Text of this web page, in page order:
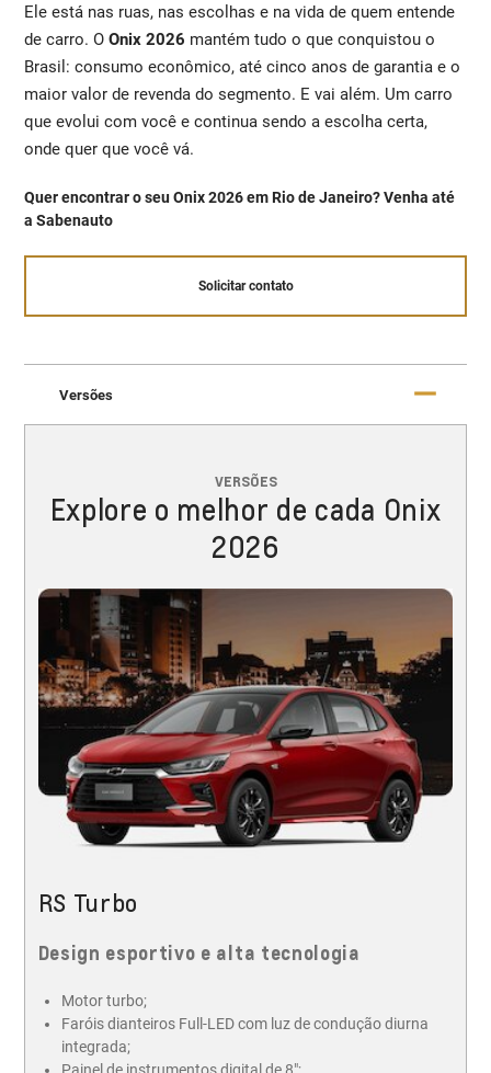
Ele está nas ruas, nas escolhas e na vida de quem entende
de carro. OOnix 2026 mantém tudo o que conquistou o
Brasil: consumo econômico, até cinco anos de garantia e o
maior valor de revenda do segmento. E vai além. Um carro
que evolui com você e continua sendo a escolha certa,
onde quer que você vá.
Quer encontrar o seu Onix 2026 em Rio de Janeiro? Venha até
a Sabenauto
Solicitar contato
Versões
VERSÕES
Explore o melhor de cada Onix
2026
RS Turbo
Design esportivo e alta tecnologia
Motor turbo;
Faróis dianteiros Full-LED com luz de condução diurna
integrada;